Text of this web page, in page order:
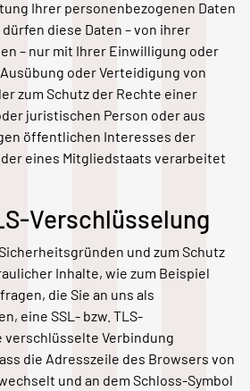
Ihrer personenbezogenen Daten
diese Daten – von ihrer
– nur mit Ihrer Einwilligung oder
oder Verteidigung von
zum Schutz der Rechte einer
juristischen Person oder aus
öffentlichen Interesses der
eines Mitgliedstaats verarbeitet
Verschlüsselung
und zum Schutz
Inhalte, wie zum Beispiel
die Sie an uns als
eine SSL- bzw. TLS-
verschlüsselte Verbindung
die Adresszeile des Browsers von
und an dem Schloss-Symbol